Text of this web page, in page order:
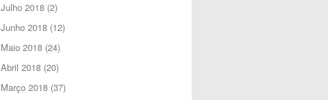
Julho 2018(2)
Junho 2018(12)
Maio 2018(24)
Abril 2018(20)
Março 2018(37)